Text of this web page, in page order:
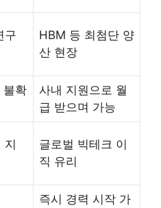
구
HBM 등 최첨단 양
산 현장
불확
사내 지원으로 월
급 받으며 가능
지
글로벌 빅테크 이
직 유리
즉시 경력 시작 가